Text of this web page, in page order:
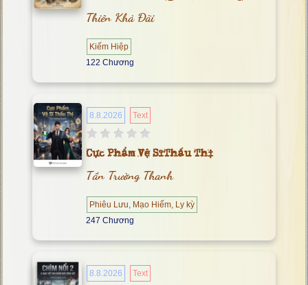
Thiên Khả Đãi
Kiếm Hiệp
122 Chương
8.8.2026 Text
Cực Phẩm Vệ Sĩ Thấu Thị
Tần Trường Thanh
Phiêu Lưu, Mạo Hiểm, Ly kỳ
247 Chương
8.8.2026 Text